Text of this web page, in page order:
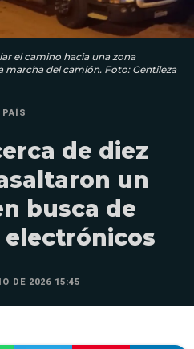
el camino hacia una zona
del camión. Foto: Gentileza
PAÍS
de diez
un
busca de
DE 2026 15:45